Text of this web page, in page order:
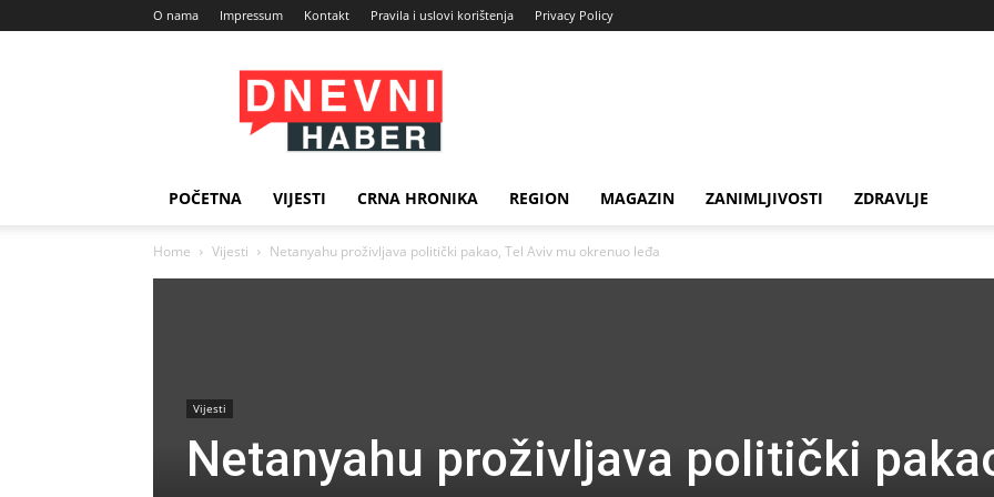
O nama Impressum Kontakt Pravila i uslovi korištenja Privacy Policy
Dnevni
Haber
POČETNA VIJESTI CRNA HRONIKA REGION MAGAZIN ZANIMLJIVOSTI ZDRAVLJE
Home Vijesti Netanyahu proživljava politički pakao, Tel Aviv mu okrenuo leđa
Vijesti
Netanyahu proživljava politički